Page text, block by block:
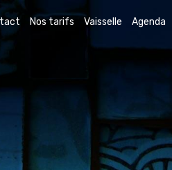
Nos tarifs Vaisselle Agenda